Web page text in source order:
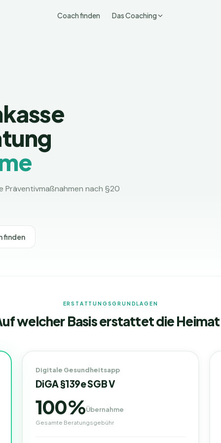
Coach finden Das Coaching
nach §20
finden
ERSTATTUNGSGRUNDLAGEN
welcher Basis erstattet dieHeimat
Digitale Gesundheitsapp
DiGA §139e SGB V
100%Übernahme
Gesamte Beratungsgebühr